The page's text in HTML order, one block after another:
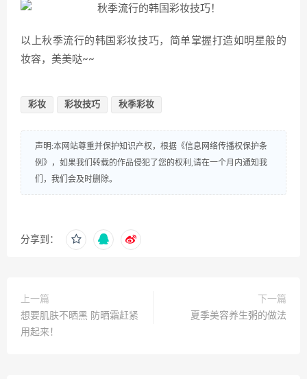
以上秋季流行的韩国彩妆技巧，简单掌握打造如明星般的
妆容，美美哒~~
彩妆 彩妆技巧 秋季彩妆
声明:本网站尊重并保护知识产权，根据《信息网络传播权保护条
例》，如果我们转载的作品侵犯了您的权利,请在一个月内通知我
们，我们会及时删除。
分享到：
上一篇
想要肌肤不晒黑 防晒霜赶紧
用起来！
下一篇
夏季美容养生粥的做法